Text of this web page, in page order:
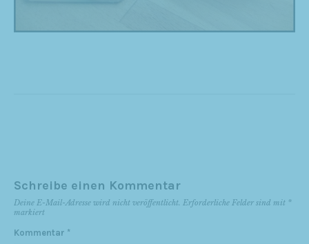
Schreibe einen Kommentar
Deine E-Mail-Adresse wird nicht veröffentlicht. Erforderliche Felder sind mit *
markiert
Kommentar *